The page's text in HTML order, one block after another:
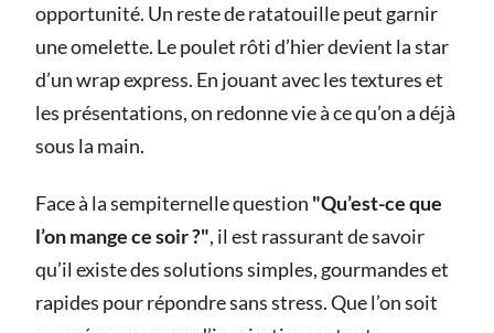
opportunité. Un reste de ratatouille peut garnir
une omelette. Le poulet rôti d’hier devient la star
d’un wrap express. En jouant avec les textures et
les présentations, on redonne vie à ce qu’on a déjà
sous la main.
Face à la sempiternelle question "Qu’est-ce que
l’on mange ce soir ?", il est rassurant de savoir
qu’il existe des solutions simples, gourmandes et
rapides pour répondre sans stress. Que l’on soit